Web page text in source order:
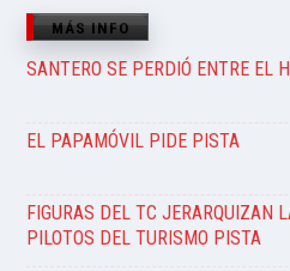
MÁS INFO
SANTERO SE PERDIÓ ENTRE EL
EL PAPAMÓVIL PIDE PISTA
FIGURAS DEL TC JERARQUIZAN
PILOTOS DEL TURISMO PISTA